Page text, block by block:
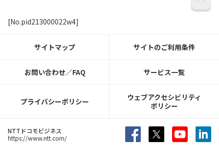
[No.pid213000022w4]
サイトマップ サイトのご利用条件
お問い合わせ／FAQ サービス一覧
プライバシーポリシー
ウェブアクセシビリティ
ポリシー
NTTドコモビジネス
https://www.ntt.com/